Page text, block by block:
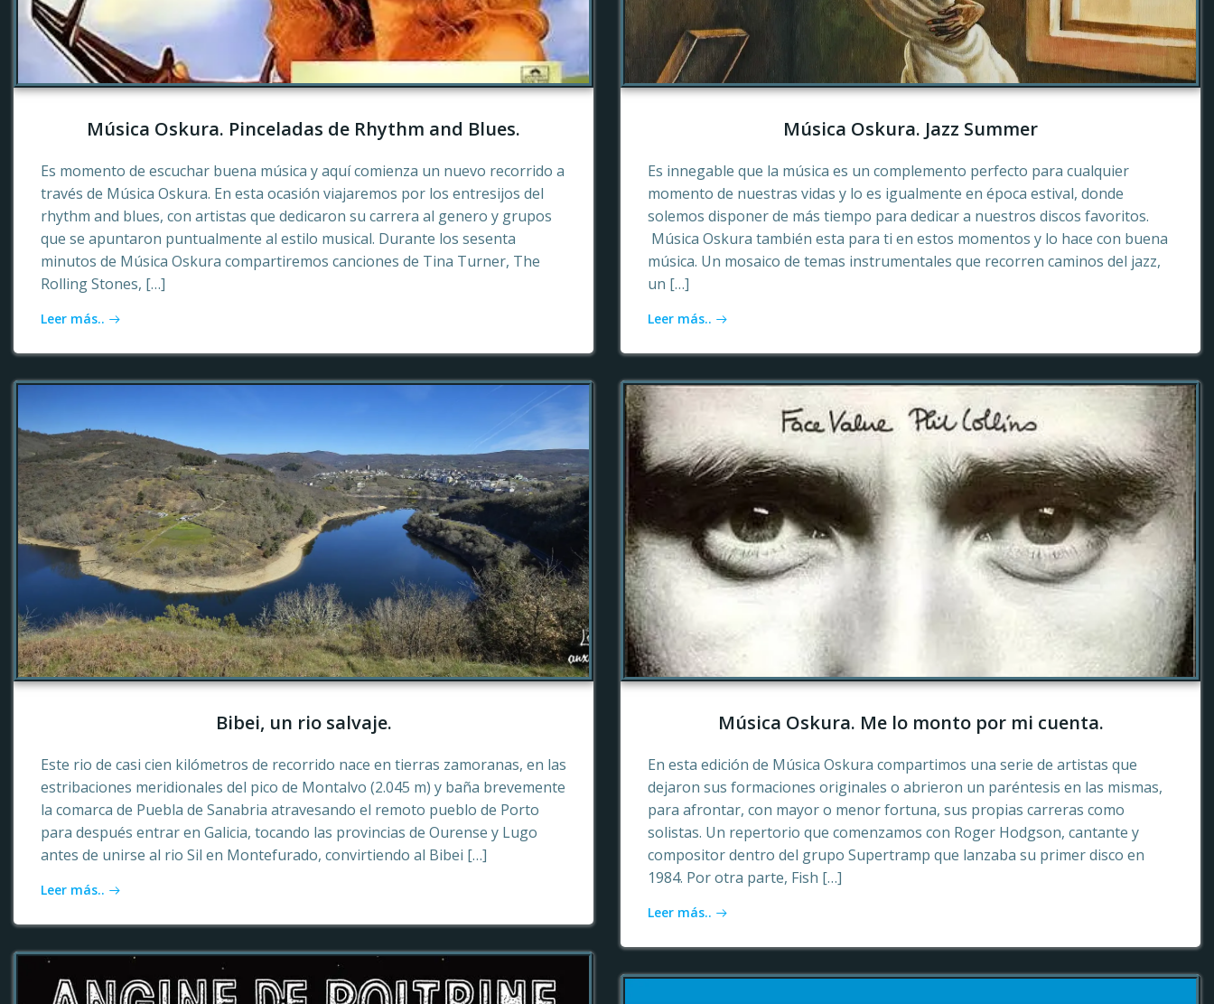
Música Oskura. Pinceladas de Rhythm and Blues.
Es momento de escuchar buena música y aquí comienza un nuevo recorrido a
través de Música Oskura. En esta ocasión viajaremos por los entresijos del
rhythm and blues, con artistas que dedicaron su carrera al genero y grupos
que se apuntaron puntualmente al estilo musical. Durante los sesenta
minutos de Música Oskura compartiremos canciones de Tina Turner, The
Rolling Stones, […]
Leer más..
Música Oskura. Jazz Summer
Es innegable que la música es un complemento perfecto para cualquier
momento de nuestras vidas y lo es igualmente en época estival, donde
solemos disponer de más tiempo para dedicar a nuestros discos favoritos.
Música Oskura también esta para ti en estos momentos y lo hace con buena
música. Un mosaico de temas instrumentales que recorren caminos del jazz,
un […]
Leer más..
Bibei, un rio salvaje.
Este rio de casi cien kilómetros de recorrido nace en tierras zamoranas, en las
estribaciones meridionales del pico de Montalvo (2.045 m) y baña brevemente
la comarca de Puebla de Sanabria atravesando el remoto pueblo de Porto
para después entrar en Galicia, tocando las provincias de Ourense y Lugo
antes de unirse al rio Sil en Montefurado, convirtiendo al Bibei […]
Leer más..
Música Oskura. Me lo monto por mi cuenta.
En esta edición de Música Oskura compartimos una serie de artistas que
dejaron sus formaciones originales o abrieron un paréntesis en las mismas,
para afrontar, con mayor o menor fortuna, sus propias carreras como
solistas. Un repertorio que comenzamos con Roger Hodgson, cantante y
compositor dentro del grupo Supertramp que lanzaba su primer disco en
1984. Por otra parte, Fish […]
Leer más..